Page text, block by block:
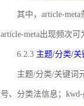
其中，article-
article-meta出现频次可
6.2.3 主题/分类/
主题/分类/关键词
号、分类法信息；